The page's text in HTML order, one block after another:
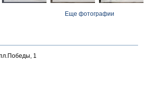
Еще фотографии
1